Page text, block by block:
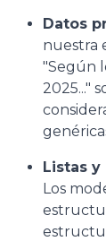
Datos
nuestra
"Según
2025..."
Listas
Los